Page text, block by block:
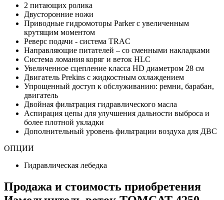
2 питающих ролика
Двусторонние ножи
Приводные гидромоторы Parker с увеличенным
крутящим моментом
Реверс подачи - система TRAC
Направляющие питателей – со сменными накладками
Система ломания коряг и веток HLC
Увеличенное сцепление класса HD диаметром 28 см
Двигатель Prekins с жидкостным охлаждением
Упрощенный доступ к обслуживанию: ремни, барабан,
двигатель
Двойная фильтрация гидравлического масла
Аспирация цепы для улучшения дальности выброса и
более плотной укладки
Дополнительный уровень фильтрации воздуха для ДВС
ОПЦИИ
Гидравлическая лебедка
Продажа и cтоимость приобретения